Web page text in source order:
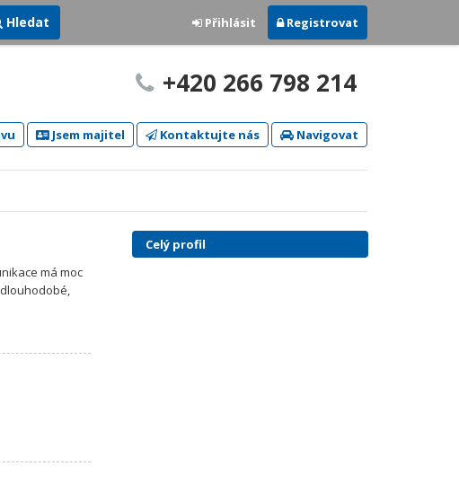
Hledat Přihlásit Registrovat
+420 266 798 214
Jsem majitel Kontaktujte nás Navigovat
má moc
Celý profil